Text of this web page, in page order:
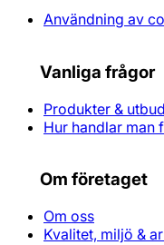
Användning av
Vanliga frågor
Produkter & utbud
Hur handlar man
Om företaget
Om oss
Kvalitet, miljö &